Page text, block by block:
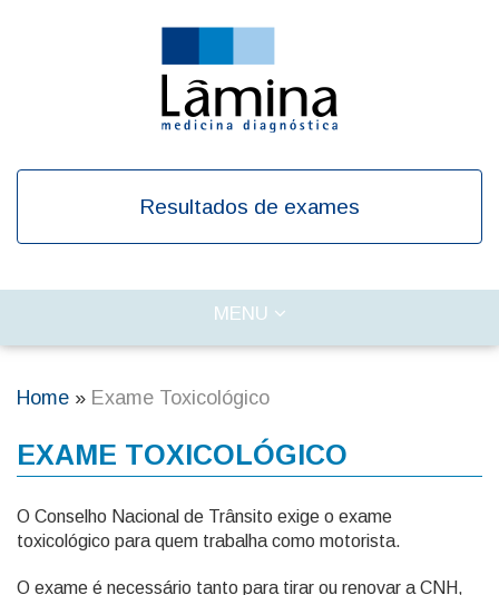
Resultados de exames
TOGGLE
MENU
Home Exame Toxicológico
EXAME TOXICOLÓGICO
O Conselho Nacional de Trânsito exige o exame
toxicológico para quem trabalha como motorista.
O exame é necessário tanto para tirar ou renovar a CNH,